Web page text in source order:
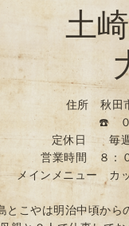
土
住所 秋
☎️ ０
定休日 毎週
営業時間 ８：
メインメニュー カ
とこやは明治中頃から